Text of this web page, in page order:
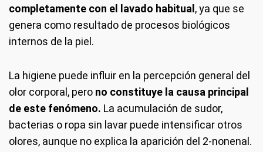
completamente con el lavado habitual , ya que se
genera como resultado de procesos biológicos
internos de la piel.
La higiene puede influir en la percepción general del
olor corporal, pero no constituye la causa principal
de este fenómeno. La acumulación de sudor,
bacterias o ropa sin lavar puede intensificar otros
olores, aunque no explica la aparición del 2-nonenal.